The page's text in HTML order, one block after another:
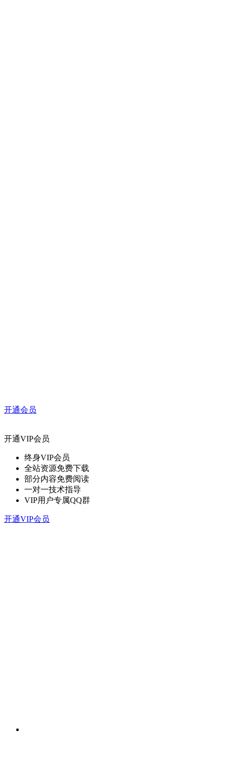
开通会员
开通VIP会员
终身VIP会员
全站资源免费下载
部分内容免费阅读
一对一技术指导
VIP用户专属QQ群
开通VIP会员